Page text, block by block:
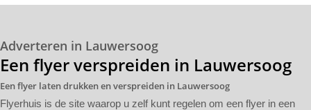
Adverteren in Lauwersoog
Een flyer verspreiden in Lauwersoog
Een flyer laten drukken en verspreiden in Lauwersoog
Flyerhuis is de site waarop u zelf kunt regelen om een flyer in een